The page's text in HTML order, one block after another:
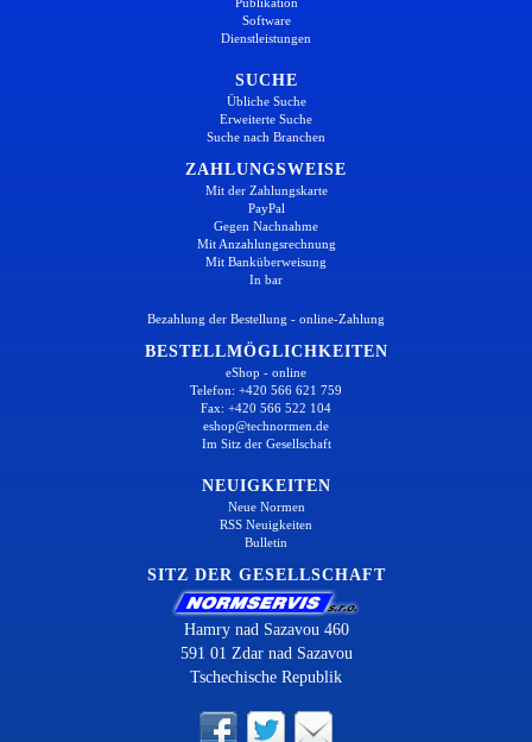
Software
Dienstleistungen
SUCHE
Übliche Suche
Erweiterte Suche
Suche nach Branchen
ZAHLUNGSWEISE
Mit der Zahlungskarte
PayPal
Gegen Nachnahme
Mit Anzahlungsrechnung
Mit Banküberweisung
In bar
Bezahlung der Bestellung - online-Zahlung
BESTELLMÖGLICHKEITEN
eShop - online
Telefon: +420 566 621 759
Fax: +420 566 522 104
eshop@technormen.de
Im Sitz der Gesellschaft
NEUIGKEITEN
Neue Normen
RSS Neuigkeiten
Bulletin
SITZ DER GESELLSCHAFT
Hamry nad Sazavou 460
591 01 Zdar nad Sazavou
Tschechische Republik